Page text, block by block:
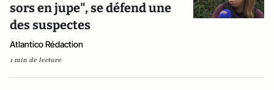
sors en jupe", se défend une
des suspectes
Atlantico Rédaction
1 min de lecture